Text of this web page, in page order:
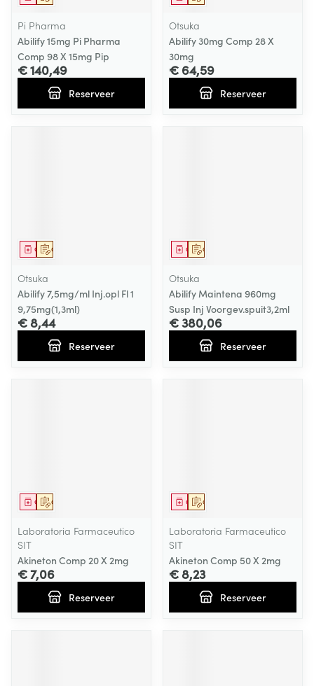
Pi Pharma
Abilify 15mg Pi Pharma
Comp 98 X 15mg Pip
€ 140,49
Reserveer
Otsuka
Abilify 30mg Comp 28 X
30mg
€ 64,59
Reserveer
Op voorschrift
Geneesmiddel
Otsuka
Abilify 7,5mg/ml Inj.opl Fl 1
9,75mg(1,3ml)
€ 8,44
Reserveer
Op voorschrift
Geneesmiddel
Otsuka
Abilify Maintena 960mg
Susp Inj Voorgev.spuit3,2ml
€ 380,06
Reserveer
Op voorschrift
Geneesmiddel
Laboratoria Farmaceutico
SIT
Akineton Comp 20 X 2mg
€ 7,06
Reserveer
Op voorschrift
Geneesmiddel
Laboratoria Farmaceutico
SIT
Akineton Comp 50 X 2mg
€ 8,23
Reserveer